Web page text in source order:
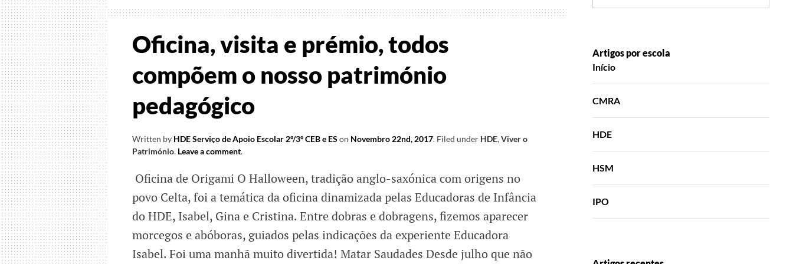
Oficina, visita e prémio, todos
compõem o nosso património
pedagógico
Written by HDE Serviço de Apoio Escolar 2º/3º CEB e ES on Novembro 22nd, 2017. Filed under HDE,Viver o
Património. Leave a comment.
Oficina de Origami O Halloween, tradição anglo-saxónica com origens no
povo Celta, foi a temática da oficina dinamizada pelas Educadoras de Infância
do HDE, Isabel, Gina e Cristina. Entre dobras e dobragens, fizemos aparecer
morcegos e abóboras, guiados pelas indicações da experiente Educadora
Isabel. Foi uma manhã muito divertida! Matar Saudades Desde julho que não
Artigos por escola
Início
CMRA
HDE
HSM
IPO